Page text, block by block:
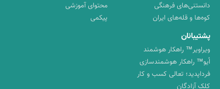
دانستنی‌های فرهنگی
کوه‌ها و قله‌های ایران
محتوای آموزشی
پیکمی
پشتیبانان
ویراویر™ راهکار هوشمند
اُیو™ راهکار هوشمندسازی
فرداپدید؛ تعالی کسب و کار
کلک آزادگان